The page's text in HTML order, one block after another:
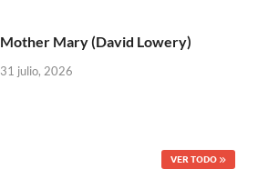
Mother Mary (David Lowery)
31 julio, 2026
VER TODO